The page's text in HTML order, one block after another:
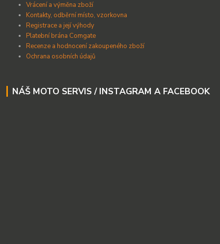
Vrácení a výměna zboží
Kontakty, odběrní místo, vzorkovna
Registrace a její výhody
Platební brána Comgate
Recenze a hodnocení zakoupeného zboží
Ochrana osobních údajů
NÁŠ MOTO SERVIS / INSTAGRAM A FACEBOOK